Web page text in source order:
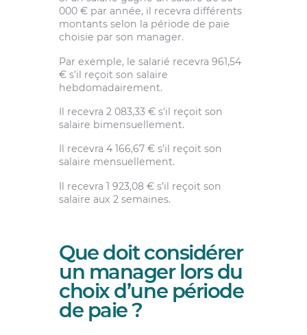
000 € par année, il recevra différents
montants selon la période de paie
choisie par son manager.
Par exemple, le salarié recevra 961,54
€ s’il reçoit son salaire
hebdomadairement.
Il recevra 2 083,33 € s’il reçoit son
salaire bimensuellement.
Il recevra 4 166,67 € s’il reçoit son
salaire mensuellement.
Il recevra 1 923,08 € s’il reçoit son
salaire aux 2 semaines.
Que doit considérer
un manager lors du
choix d’une période
de paie ?